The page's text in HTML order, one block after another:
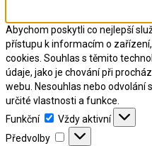
Abychom poskytli co nejlepší
přístupu k informacím o
cookies. Souhlas s těmito
údaje, jako je chování při
webu. Nesouhlas nebo odvolání
určité vlastnosti a funkce.
Funkční
Funkční
Vždy aktivní
Předvolby
Předvolby